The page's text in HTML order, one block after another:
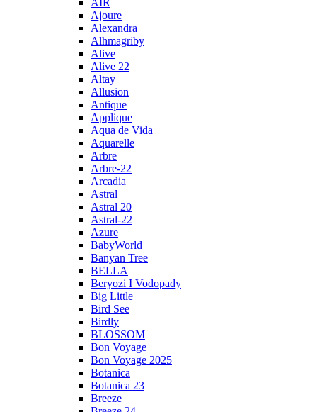
AIR
Ajoure
Alexandra
Alhmagriby
Alive
Alive 22
Altay
Allusion
Antique
Applique
Aqua de Vida
Aquarelle
Arbre
Arbre-22
Arcadia
Astral
Astral 20
Astral-22
Azure
BabyWorld
Banyan Tree
BELLA
Beryozi I Vodopady
Big Little
Bird See
Birdly
BLOSSOM
Bon Voyage
Bon Voyage 2025
Botanica
Botanica 23
Breeze